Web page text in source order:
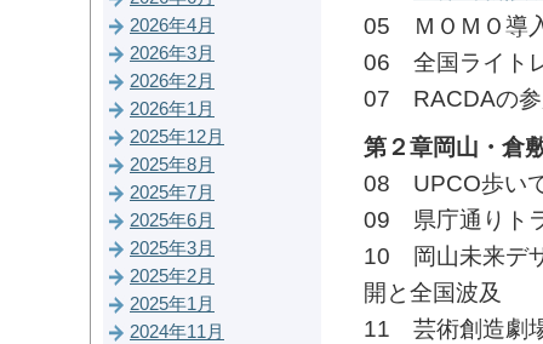
05 ＭＯＭＯ導
06 全国ライト
07 RACDAの参
第２章岡山・倉
08 UPCO歩い
09 県庁通りト
10 岡山未来デ
開と全国波及
11 芸術創造劇
2026年4月
2026年3月
2026年2月
2026年1月
2025年12月
2025年8月
2025年7月
2025年6月
2025年3月
2025年2月
2025年1月
2024年11月